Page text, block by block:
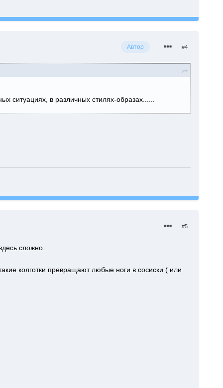
Автор #4
ситуациях, в различных стилях-образах......
#5
сложно.
колготки превращают любые ноги в сосиски ( или